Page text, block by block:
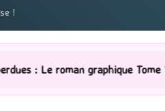
!
Tome 1 Partie 2